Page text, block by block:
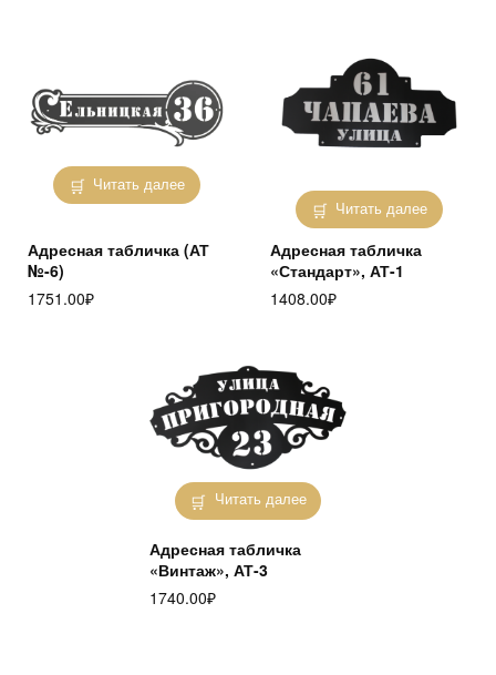
Читать далее
Адресная табличка (АТ
№-6)
1751.00₽
Читать далее
Адресная табличка
«Стандарт», АТ-1
1408.00₽
Читать далее
Адресная табличка
«Винтаж», АТ-3
1740.00₽